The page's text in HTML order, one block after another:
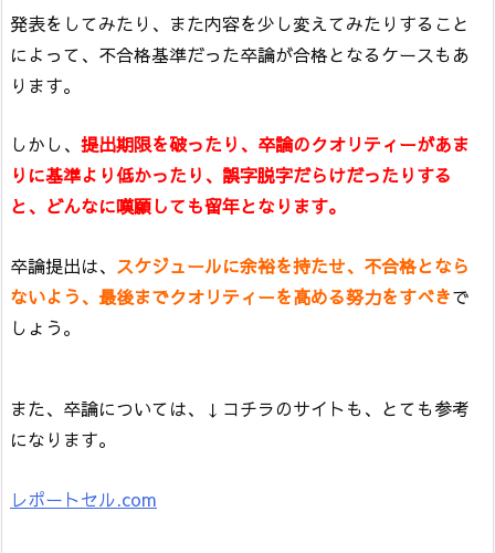
発表をしてみたり、また内容を少し変えてみたりすること
によって、不合格基準だった卒論が合格となるケースもあ
ります。
しかし、 提出期限を破ったり、卒論のクオリティーがあま
りに基準より低かったり、誤字脱字だらけだったりする
と、どんなに嘆願しても留年となります。
卒論提出は、 スケジュールに余裕を持たせ、不合格となら
ないよう、最後までクオリティーを高める努力をすべきで
しょう。
また、卒論については、↓コチラのサイトも、とても参考
になります。
レポートセル.com